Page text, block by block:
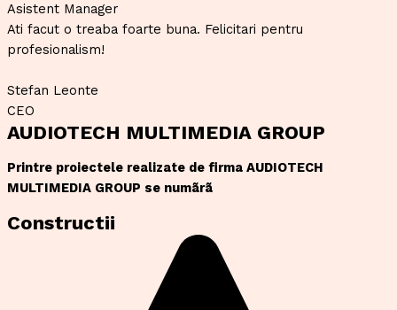
Asistent Manager
Ati facut o treaba foarte buna. Felicitari pentru
profesionalism!
Stefan Leonte
CEO
AUDIOTECH MULTIMEDIA GROUP
Printre proiectele realizate de firma AUDIOTECH
MULTIMEDIA GROUP se numãrã
Constructii